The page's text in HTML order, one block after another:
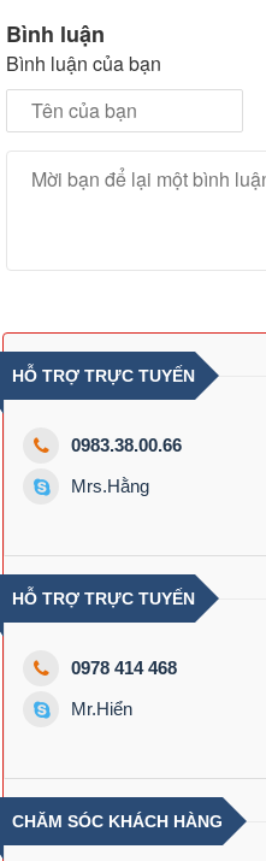
Bình luận
Bình luận của bạn
HỖ TRỢ TRỰC TUYẾN
0983.38.00.66
Mrs.Hằng
HỖ TRỢ TRỰC TUYẾN
0978 414 468
Mr.Hiển
CHĂM SÓC KHÁCH HÀNG